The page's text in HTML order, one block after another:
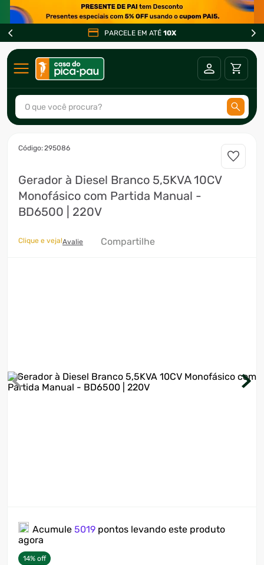
PARCELE EM ATÉ 10X
O que você procura?
:295086
Gerador à Diesel Branco 5,5KVA 10CV
Monofásico com Partida Manual -
BD6500 | 220V
Clique e veja!Avalie Compartilhe
Acumule 5019 pontos levando este produto
agora
14% off
2º
fogão
3º
freezer
5º
soprador